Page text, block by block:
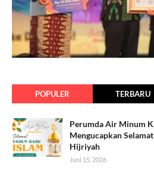
POPULER TERBARU
Perumda Air Minum
Mengucapkan
Hijriyah
Juni 15, 2026